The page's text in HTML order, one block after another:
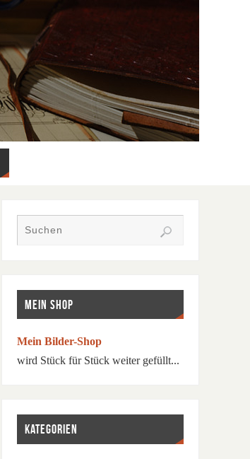
MEIN SHOP
Mein Bilder-Shop
wird Stück für Stück weiter gefüllt...
KATEGORIEN